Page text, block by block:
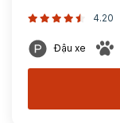
4.20
Đậu xe